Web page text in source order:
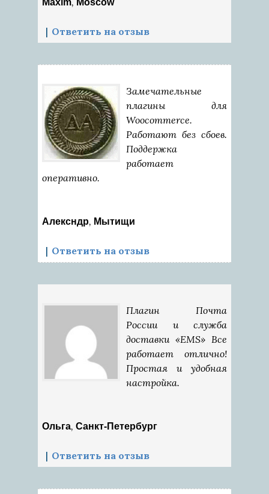
Maxim Moscow
Ответить на отзыв
Замечательные
плагины для
Woocommerce.
Работают без сбоев.
Поддержка
работает
оперативно.
Алексндр, Мытищи
Ответить на отзыв
Плагин Почта
России и служба
доставки «EMS» Все
работает отлично!
Простая и удобная
настройка.
Ольга,Санкт-Петербург
Ответить на отзыв